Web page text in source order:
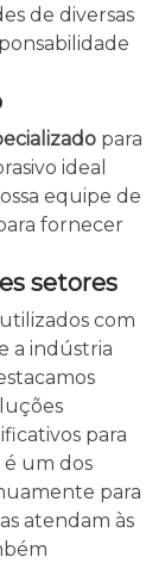
de diversas
para
ideal
equipe de
fornecer
setores
com
a indústria
para
é um dos
para
atendam às